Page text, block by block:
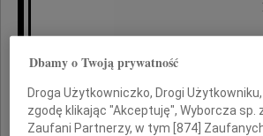
wyrazy
Dbamy o Twoją prywatność
Droga Użytkowniczko, Drogi
zgodę klikając "Akceptuję", Wyborcza sp.
Zaufani Partnerzy, w tym [874 ]